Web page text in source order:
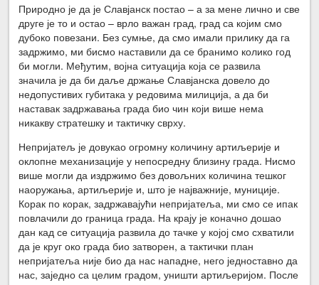
Природно је да је Славјанск постао – а за мене лично и све
друге је то и остао – врло важан град, град са којим смо
дубоко повезани. Без сумње, да смо имали прилику да га
задржимо, ми бисмо наставили да се бранимо колико год
би могли. Међутим, војна ситуација која се развила
значила је да би даље држање Славјанска довело до
недопустивих губитака у редовима милиција, а да би
наставак задржавања града био чин који више нема
никакву стратешку и тактичку сврху.
Непријатељ је довукао огромну количину артиљерије и
оклопне механизације у непосредну близину града. Нисмо
више могли да издржимо без довољних количина тешког
наоружања, артиљерије и, што је најважније, муниције.
Корак по корак, задржавајући непријатеља, ми смо се ипак
повлачили до граница града. На крају је коначно дошао
дан кад се ситуација развила до тачке у којој смо схватили
да је круг око града био затворен, а тактички план
непријатеља није био да нас нападне, него једноставно да
нас, заједно са целим градом, уништи артиљеријом. После